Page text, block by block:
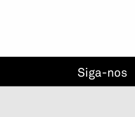
Siga-nos